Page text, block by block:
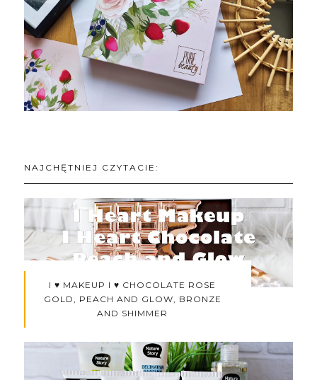
NAJCHĘTNIEJ CZYTACIE:
I ♥ MAKEUP I ♥ CHOCOLATE ROSE
GOLD, PEACH AND GLOW, BRONZE
AND SHIMMER